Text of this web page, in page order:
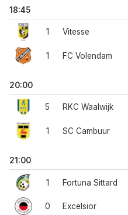
18:45
1
1
Vitesse
FC Volendam
20:00
5
1
RKC Waalwijk
SC Cambuur
21:00
1
0
Fortuna Sittard
Excelsior